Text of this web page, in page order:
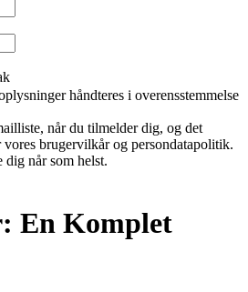
håndteres i overensstemmelse
når du tilmelder dig, og det
brugervilkår og persondatapolitik.
når som helst.
En Komplet